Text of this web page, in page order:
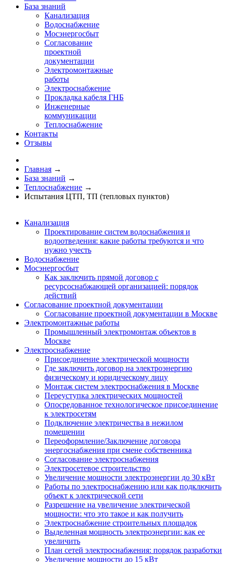
База знаний
Канализация
Водоснабжение
Мосэнергосбыт
Согласование
проектной
документации
Электромонтажные
работы
Электроснабжение
Прокладка кабеля ГНБ
Инженерные
коммуникации
Теплоснабжение
Контакты
Отзывы
Главная →
База знаний →
Теплоснабжение →
Испытания ЦТП, ТП (тепловых пунктов)
Канализация
Проектирование систем водоснабжения и
водоотведения: какие работы требуются и что
нужно учесть
Водоснабжение
Мосэнергосбыт
Как заключить прямой договор с
ресурсоснабжающей организацией: порядок
действий
Согласование проектной документации
Согласование проектной документации в Москве
Электромонтажные работы
Промышленный электромонтаж объектов в
Москве
Электроснабжение
Присоединение электрической мощности
Где заключить договор на электроэнергию
физическому и юридическому лицу
Монтаж систем электроснабжения в Москве
Переуступка электрических мощностей
Опосредованное технологическое присоединение
к электросетям
Подключение электричества в нежилом
помещении
Переоформление/Заключение договора
энергоснабжения при смене собственника
Согласование электроснабжения
Электросетевое строительство
Увеличение мощности электроэнергии до 30 кВт
Работы по электроснабжению или как подключить
объект к электрической сети
Разрешение на увеличение электрической
мощности: что это такое и как получить
Электроснабжение строительных площадок
Выделенная мощность электроэнергии: как ее
увеличить
План сетей электроснабжения: порядок разработки
Увеличение мощности до 15 кВт